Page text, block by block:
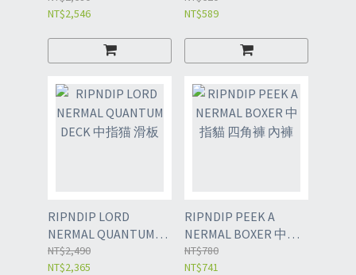
NT$2,546
NT$589
RIPNDIP LORD
NERMAL QUANTUM
DECK 中指猫 滑板
NT$2,490
NT$2,365
RIPNDIP PEEK A
NERMAL BOXER 中指
貓 四角褲 內褲
NT$780
NT$741